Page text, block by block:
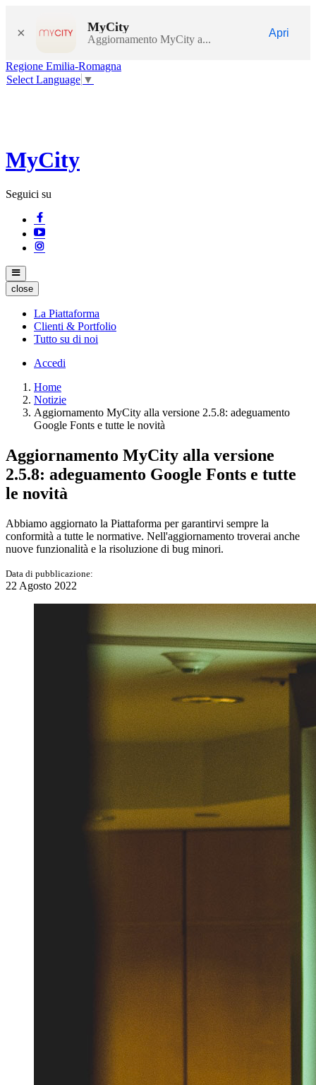
× MyCity
Aggiornamento MyCity a...
Apri
Regione Emilia-Romagna
Select Language ▼
MyCity
Seguici su
close
La Piattaforma
Clienti & Portfolio
Tutto su di noi
Accedi
Home
Notizie
Aggiornamento MyCity alla versione 2.5.8: adeguamento
Google Fonts e tutte le novità
Aggiornamento MyCity alla versione
2.5.8: adeguamento Google Fonts e tutte
le novità
Abbiamo aggiornato la Piattaforma per garantirvi sempre la
conformità a tutte le normative. Nell'aggiornamento troverai anche
nuove funzionalità e la risoluzione di bug minori.
Data di pubblicazione:
22 Agosto 2022